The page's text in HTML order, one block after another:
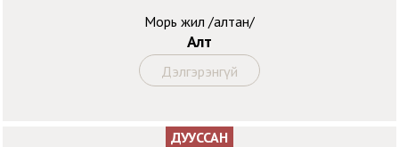
Морь жил /алтан/
Алт
Дэлгэрэнгүй
ДУУССАН